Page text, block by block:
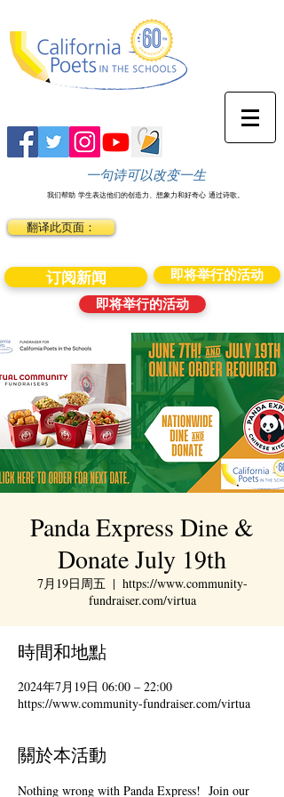
一句诗可以改变一生
我们帮助 学生表达他们的创造力、想象力和好奇心 通过诗歌。
翻译此页面：
订阅新闻
即将举行的活动
即将举行的活动
Panda Express Dine &
Donate July 19th
7月19日周五
  |
https://www.community-
fundraiser.com/virtua
時間和地點
2024年7月19日 06:00 – 22:00
https://www.community-fundraiser.com/virtua
關於本活動
Nothing wrong with Panda Express!  Join our